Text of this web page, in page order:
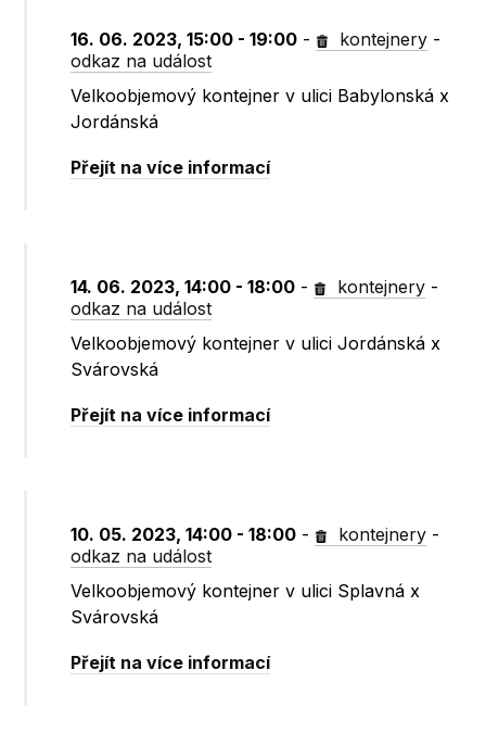
16. 06. 2023, 15:00 - 19:00 - kontejnery -
odkaz na událost
Velkoobjemový kontejner v ulici Babylonská x
Jordánská
Přejít na více informací
14. 06. 2023, 14:00 - 18:00 - kontejnery -
odkaz na událost
Velkoobjemový kontejner v ulici Jordánská x
Svárovská
Přejít na více informací
10. 05. 2023, 14:00 - 18:00 - kontejnery -
odkaz na událost
Velkoobjemový kontejner v ulici Splavná x
Svárovská
Přejít na více informací